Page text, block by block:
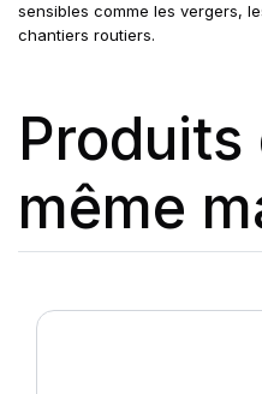
sensibles comme les vergers,
chantiers routiers.
Produits
même